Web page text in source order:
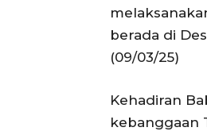
berada di
(09/03/25)
Kehadiran
kebanggaan